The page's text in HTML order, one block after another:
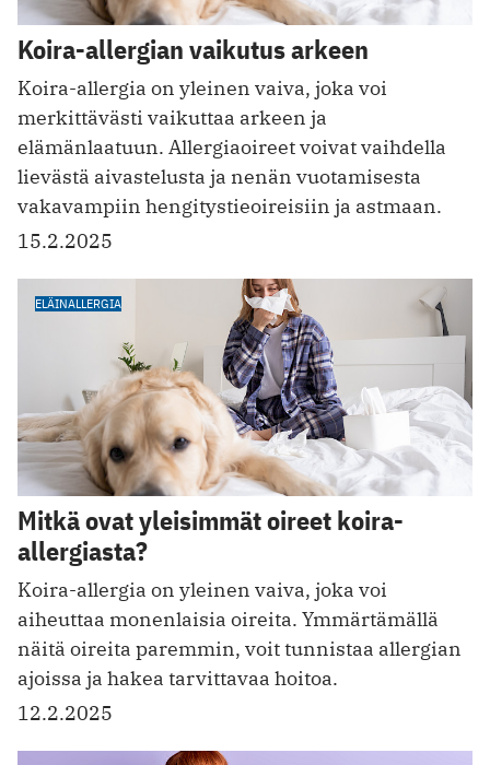
Koira-allergian vaikutus arkeen
Koira-allergia on yleinen vaiva, joka voi
merkittävästi vaikuttaa arkeen ja
elämänlaatuun. Allergiaoireet voivat vaihdella
lievästä aivastelusta ja nenän vuotamisesta
vakavampiin hengitystieoireisiin ja astmaan.
15.2.2025
ELÄINALLERGIA
Mitkä ovat yleisimmät oireet koira-
allergiasta?
Koira-allergia on yleinen vaiva, joka voi
aiheuttaa monenlaisia oireita. Ymmärtämällä
näitä oireita paremmin, voit tunnistaa allergian
ajoissa ja hakea tarvittavaa hoitoa.
12.2.2025